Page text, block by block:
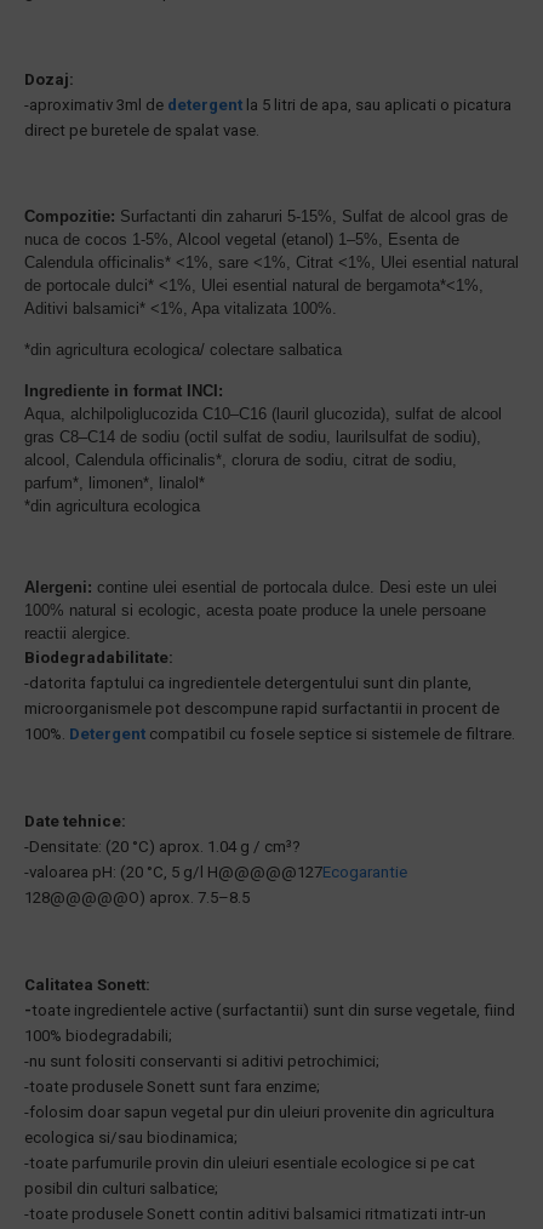
Dozaj:
-aproximativ 3ml de detergent la 5 litri de apa, sau aplicati o picatura
direct pe buretele de spalat vase.
Compozitie: Surfactanti din zaharuri 5-15%, Sulfat de alcool gras de
nuca de cocos 1-5%, Alcool vegetal (etanol) 1–5%, Esenta de
Calendula officinalis* <1%, sare <1%, Citrat <1%, Ulei esential natural
de portocale dulci* <1%, Ulei esential natural de bergamota*<1%,
Aditivi balsamici* <1%, Apa vitalizata 100%.
*din agricultura ecologica/ colectare salbatica
Ingrediente in format INCI:
Aqua, alchilpoliglucozida C10–C16 (lauril glucozida), sulfat de alcool
gras C8–C14 de sodiu (octil sulfat de sodiu, laurilsulfat de sodiu),
alcool, Calendula officinalis*, clorura de sodiu, citrat de sodiu,
parfum*, limonen*, linalol*
*din agricultura ecologica
Alergeni: contine ulei esential de portocala dulce. Desi este un ulei
100% natural si ecologic, acesta poate produce la unele persoane
reactii alergice.
Biodegradabilitate:
-datorita faptului ca ingredientele detergentului sunt din plante,
microorganismele pot descompune rapid surfactantii in procent de
100%. Detergent compatibil cu fosele septice si sistemele de filtrare.
Date tehnice:
-Densitate: (20 °C) aprox. 1.04 g / cm³?
-valoarea pH: (20 °C, 5 g/l H@@@@@127Ecogarantie
128@@@@@O) aprox. 7.5–8.5
Calitatea Sonett:
-toate ingredientele active (surfactantii) sunt din surse vegetale, fiind
100% biodegradabili;
-nu sunt folositi conservanti si aditivi petrochimici;
-toate produsele Sonett sunt fara enzime;
-folosim doar sapun vegetal pur din uleiuri provenite din agricultura
ecologica si/sau biodinamica;
-toate parfumurile provin din uleiuri esentiale ecologice si pe cat
posibil din culturi salbatice;
-toate produsele Sonett contin aditivi balsamici ritmatizati intr-un